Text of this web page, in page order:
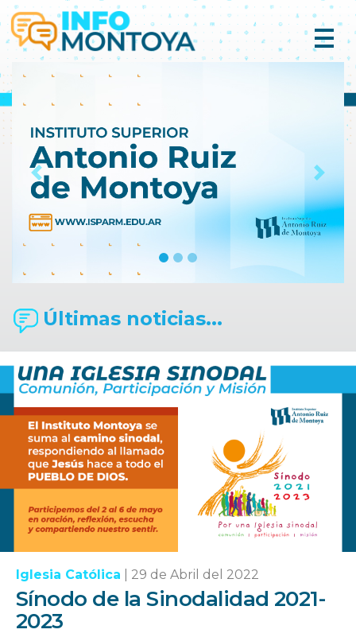
Previous Next
Últimas noticias...
Iglesia Católica 29 de Abril del 2022
Sínodo de la Sinodalidad 2021-
2023